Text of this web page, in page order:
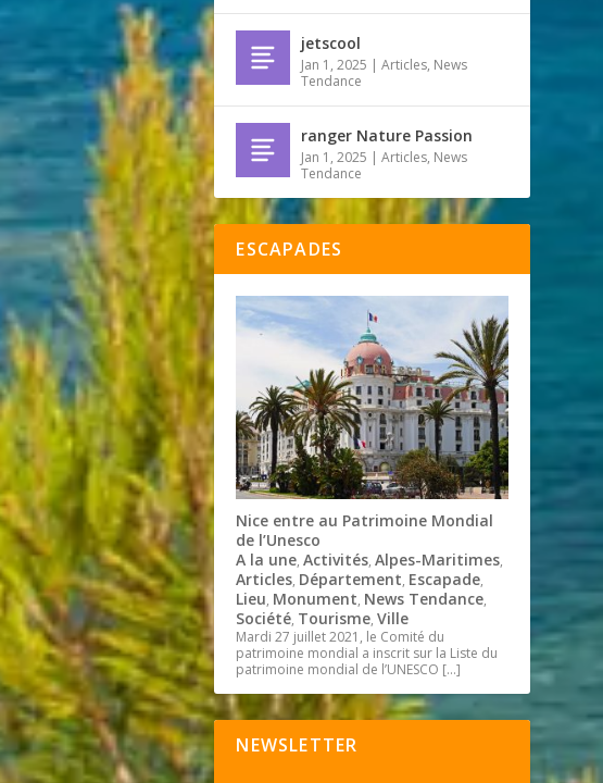
jetscool
Jan 1, 2025 |Articles, News
Tendance
ranger Nature Passion
Jan 1, 2025 |Articles, News
Tendance
ESCAPADES
Nice entre au Patrimoine Mondial
de l’Unesco
A la une,Activités,Alpes-Maritimes,
Articles, Département, Escapade,
Lieu, Monument, News Tendance,
Société, Tourisme,Ville
Mardi 27 juillet 2021, le Comité du
patrimoine mondial a inscrit sur la Liste du
patrimoine mondial de l’UNESCO […]
NEWSLETTER